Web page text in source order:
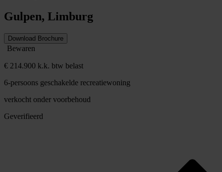
Gulpen, Limburg
Download Brochure
Bewaren
€ 214.900 k.k. btw belast
6-persoons geschakelde recreatiewoning
verkocht onder voorbehoud
Geverifieerd